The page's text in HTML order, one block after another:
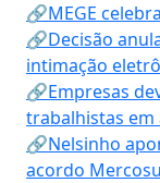
🔗MEGE
🔗Decisão
intimação
🔗Empresas
trabalhistas
🔗Nelsinho
acordo